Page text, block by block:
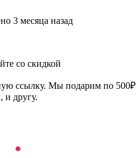
3 месяца назад
со скидкой
ссылку. Мы подарим по 500₽
другу.